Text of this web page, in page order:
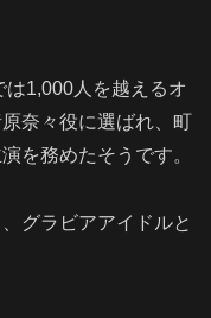
1,000人を越えるオ
奈々役に選ばれ、町
を務めたそうです。
グラビアアイドルと